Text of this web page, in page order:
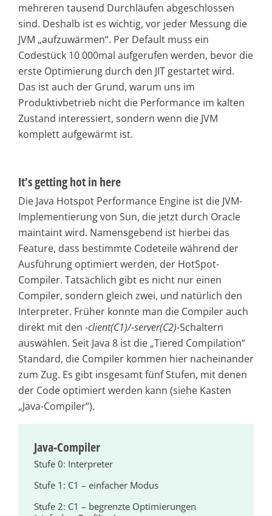
mehreren tausend Durchläufen abgeschlossen
sind. Deshalb ist es wichtig, vor jeder Messung die
JVM „aufzuwärmen“. Per Default muss ein
Codestück 10 000mal aufgerufen werden, bevor die
erste Optimierung durch den JIT gestartet wird.
Das ist auch der Grund, warum uns im
Produktivbetrieb nicht die Performance im kalten
Zustand interessiert, sondern wenn die JVM
komplett aufgewärmt ist.
It’s getting hot in here
Die Java Hotspot Performance Engine ist die JVM-
Implementierung von Sun, die jetzt durch Oracle
maintaint wird. Namensgebend ist hierbei das
Feature, dass bestimmte Codeteile während der
Ausführung optimiert werden, der HotSpot-
Compiler. Tatsächlich gibt es nicht nur einen
Compiler, sondern gleich zwei, und natürlich den
Interpreter. Früher konnte man die Compiler auch
direkt mit den -client(C1)/-server(C2)-Schaltern
auswählen. Seit Java 8 ist die „Tiered Compilation“
Standard, die Compiler kommen hier nacheinander
zum Zug. Es gibt insgesamt fünf Stufen, mit denen
der Code optimiert werden kann (siehe Kasten
„Java-Compiler“).
Java-Compiler
Stufe 0: Interpreter
Stufe 1: C1 – einfacher Modus
Stufe 2: C1 – begrenzte Optimierungen